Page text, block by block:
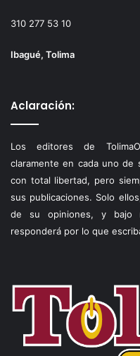
310 277 53 10
Ibagué, Tolima
Aclaración:
Los editores de
claramente en cada uno de
con total libertad, pero
sus publicaciones. Solo
de su opiniones, y bajo
responderá por lo que